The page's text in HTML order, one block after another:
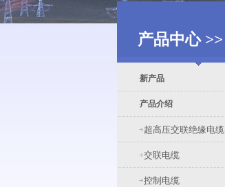
产品中心 >>
新产品
产品介绍
超高压交联绝缘电缆
交联电缆
控制电缆